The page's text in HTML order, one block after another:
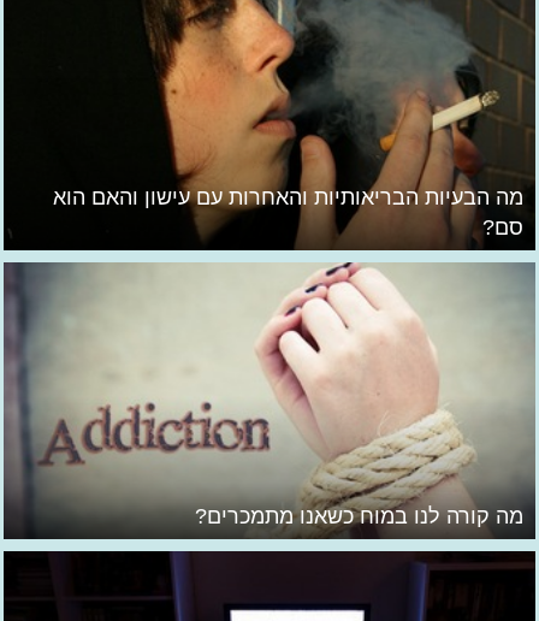
מה הבעיות הבריאותיות והאחרות עם עישון והאם הוא
סם?
מה קורה לנו במוח כשאנו מתמכרים?